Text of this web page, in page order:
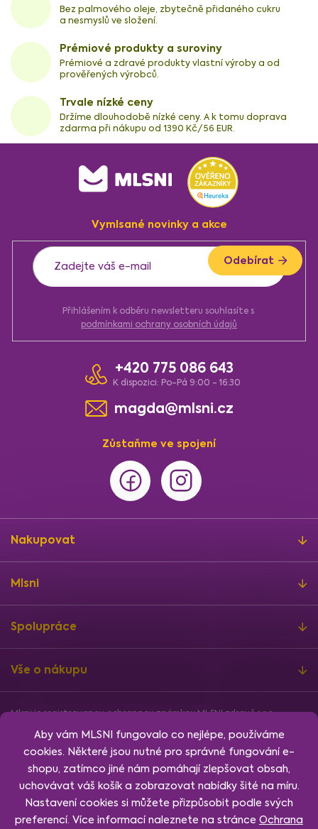
Aby vám MLSNI fungovalo co nejlépe, používáme
cookies. Některé jsou nutné pro správné fungování e-
shopu, zatímco jiné nám pomáhají zlepšovat obsah,
uchovávat váš košík a zobrazovat nabídky šité na míru.
Nastavení cookies si můžete přizpůsobit podle svých
preferencí. Více informací naleznete na stránce Ochrana
Bez palmového oleje, zbytečně přidaného cukru
a nesmyslů ve složení.
Prémiové produkty a suroviny
Prémiové a zdravé produkty vlastní výroby a od
prověřených výrobců.
Trvale nízké ceny
Držíme dlouhodobě nízké ceny. A k tomu doprava
zdarma při nákupu od 1390 Kč/56 EUR.
Vymlsané novinky a akce
Přihlášením k odběru newsletteru souhlasíte s
podmínkami ochrany osobních údajů
Odebírat
Zůstaňme ve spojení
+420 775 086 643
K dispozici: Po-Pá 9:00 - 16:30
magda@mlsni.cz
Nakupovat
Mlsni
Spolupráce
Vše o nákupu
Mlsni je registrovanou ochrannou známkou MLSNI zdravě s.r.o.
Shoptet , design , nakódovalJan Klubus
Nastavení cookies.